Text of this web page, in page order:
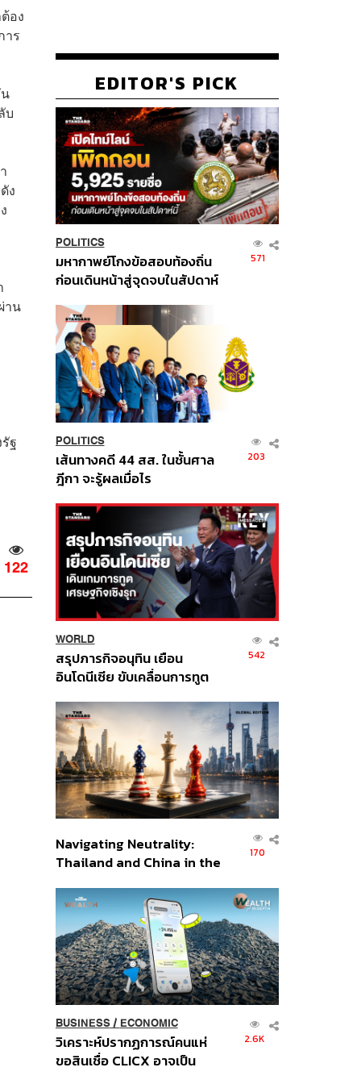
อง
าร
บ
ง
าน
ฐ
122
EDITOR'S PICK
POLITICS
มหากาพย์โกงข้อสอบท้องถิ่น
ก่อนเดินหน้าสู่จุดจบในสัปดาห์
571
POLITICS
เส้นทางคดี 44 สส. ในชั้นศาล
ฎีกา จะรู้ผลเมื่อไร
203
WORLD
สรุปภารกิจอนุทิน เยือน
อินโดนีเซีย ขับเคลื่อนการทูต
ส่วนยุทธศาสตร์ไทย –
อินโดนีเซีย
542
Navigating Neutrality:
Thailand and China in the
Order
170
BUSINESS/ ECONOMIC
วิเคราะห์ปรากฏการณ์คนแห่
ขอสินเชื่อ CLICX อาจเป็น
2.6K